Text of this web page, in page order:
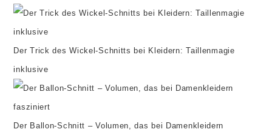
Der Trick des Wickel-Schnitts bei Kleidern: Taillenmagie
inklusive
Der Ballon-Schnitt – Volumen, das bei Damenkleidern